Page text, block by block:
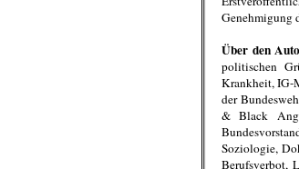
Genehmigung
Über den
politischen
Krankheit, IG-
der
& Black
Soziologie,
Berufsverbot,